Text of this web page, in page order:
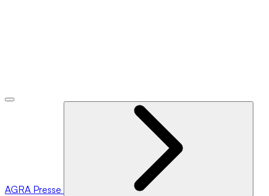
AGRA Presse